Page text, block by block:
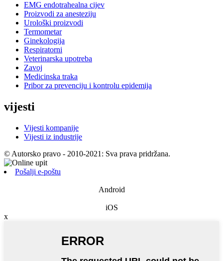
EMG endotrahealna cijev
Proizvodi za anesteziju
Urološki proizvodi
Termometar
Ginekologija
Respiratorni
Veterinarska upotreba
Zavoj
Medicinska traka
Pribor za prevenciju i kontrolu epidemija
vijesti
Vijesti kompanije
Vijesti iz industrije
© Autorsko pravo - 2010-2021: Sva prava pridržana.
Pošalji e-poštu
Android
iOS
x